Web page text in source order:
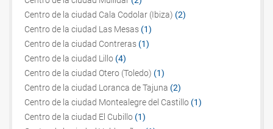
Centro de la ciudad Cala Codolar (Ibiza) (2)
Centro de la ciudad Las Mesas (1)
Centro de la ciudad Contreras (1)
Centro de la ciudad Lillo (4)
Centro de la ciudad Otero (Toledo) (1)
Centro de la ciudad Loranca de Tajuna (2)
Centro de la ciudad Montealegre del Castillo (1)
Centro de la ciudad El Cubillo (1)